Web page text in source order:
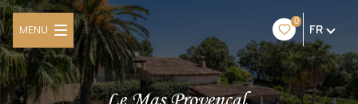
0
FR
MENU